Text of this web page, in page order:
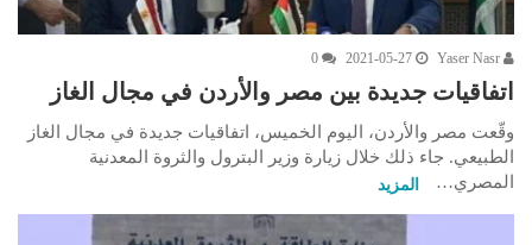
2021-05-27
0
اتفاقيات جديدة بين مصر والأردن في مجال الغاز
وقّعت مصر والأردن، اليوم الخميس، اتفاقيات جديدة في مجال الغاز
الطبيعي. جاء ذلك خلال زيارة وزير البترول والثروة المعدنية
المصري…
المزيد